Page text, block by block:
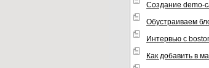
Создание demo-
Обустраиваем
Интервью с
Как добавить в